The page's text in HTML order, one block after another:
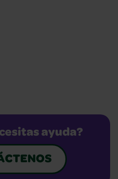
ayuda?